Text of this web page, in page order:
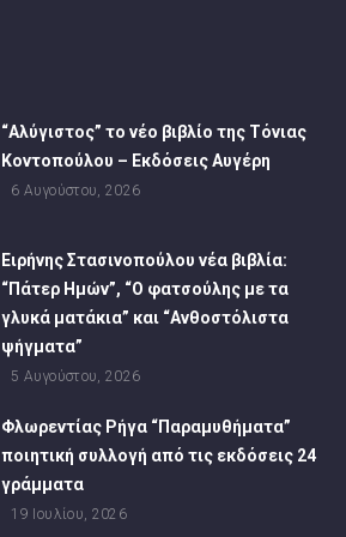
“Αλύγιστος” το νέο βιβλίο της Τόνιας
Κοντοπούλου – Εκδόσεις Αυγέρη
6 Αυγούστου, 2026
Ειρήνης Στασινοπούλου νέα βιβλία:
“Πάτερ Ημών”, “Ο φατσούλης με τα
γλυκά ματάκια” και “Ανθοστόλιστα
ψήγματα”
5 Αυγούστου, 2026
Φλωρεντίας Ρήγα “Παραμυθήματα”
ποιητική συλλογή από τις εκδόσεις 24
γράμματα
19 Ιουλίου, 2026